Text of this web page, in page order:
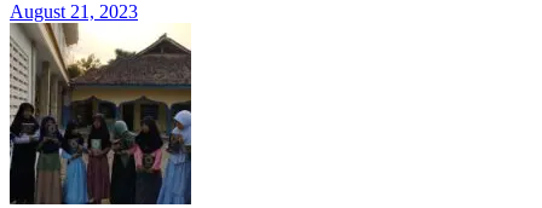
August 21, 2023